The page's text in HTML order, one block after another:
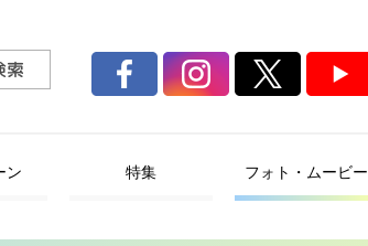
ン 特集 フォト・ムービー